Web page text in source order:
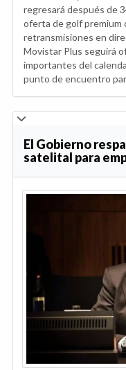
regresará después de
oferta de golf premium
retransmisiones en
Movistar Plus seguirá
importantes del
punto de encuentro
El Gobierno
satelital para